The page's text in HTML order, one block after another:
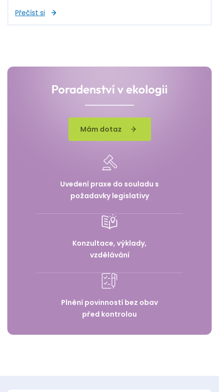
Přečíst si
Poradenství v ekologii
Mám dotaz
Uvedení praxe do souladu s
požadavky legislativy
Konzultace, výklady,
vzdělávání
Plnění povinností bez obav
před kontrolou